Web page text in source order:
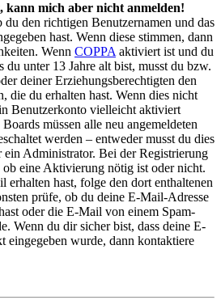
kann mich aber nicht anmelden!
du den richtigen Benutzernamen und das
hast. Wenn diese stimmen, dann
Wenn COPPA aktiviert ist und du
du unter 13 Jahre alt bist, musst du bzw.
deiner Erziehungsberechtigten den
die du erhalten hast. Wenn dies nicht
Benutzerkonto vielleicht aktiviert
müssen alle neu angemeldeten
werden – entweder musst du dies
ein Administrator. Bei der Registrierung
eine Aktivierung nötig ist oder nicht.
erhalten hast, folge den dort enthaltenen
prüfe, ob du deine E-Mail-Adresse
oder die E-Mail von einem Spam-
Wenn du dir sicher bist, dass deine E-
eingegeben wurde, dann kontaktiere